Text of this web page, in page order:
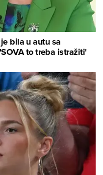
bila u autu sa
to treba istražiti'